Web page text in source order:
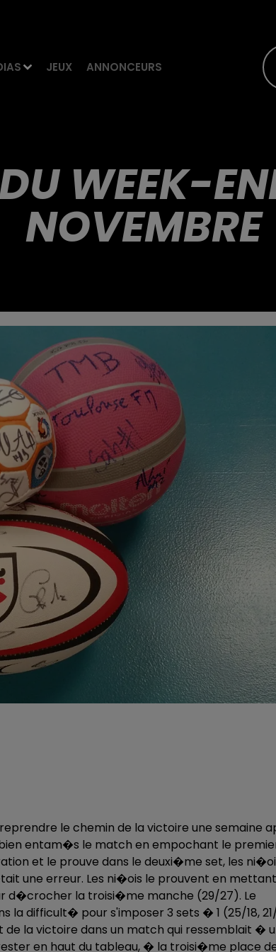
JEUX ANNONCEURS
WEEK-
NOVEMBRE
le chemin de la victoire une semaine
entam�s le match en empochant le
et le prouve dans le deuxi�me set, les
une erreur. Les ni�ois le prouvent en
d�crocher la troisi�me manche (29/27). Le
la difficult� pour s'imposer 3 sets � 1 (25/18,
de la victoire dans un match qui ressemblait �
en haut du tableau, � la troisi�me place